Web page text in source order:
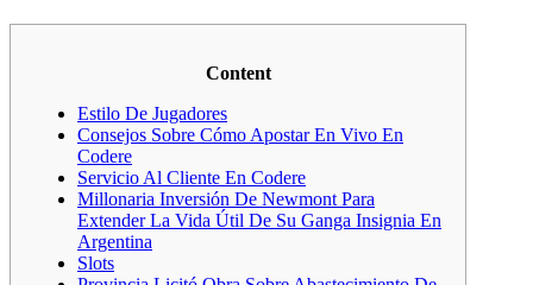
Content
Estilo De Jugadores
Consejos Sobre Cómo Apostar En Vivo En
Codere
Servicio Al Cliente En Codere
Millonaria Inversión De Newmont Para
Extender La Vida Útil De Su Ganga Insignia En
Argentina
Slots